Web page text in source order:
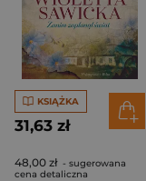
KSIĄŻKA
31,63 zł
48,00 zł - sugerowana
cena detaliczna